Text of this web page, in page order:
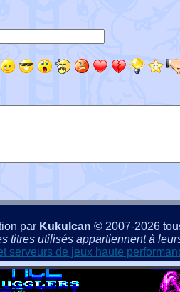
par Kukulcan © 2007-2026
titres utilisés appartiennent à
serveurs de jeux haute